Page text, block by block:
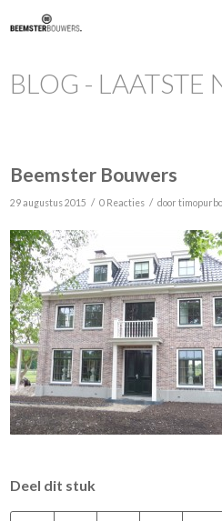
BLOG - LAATSTE
Beemster Bouwers
29 augustus 2015 / 0 Reacties / door
Deel dit stuk